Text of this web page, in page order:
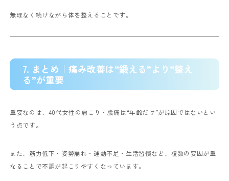
無理なく続けながら体を整えることです。
7. まとめ｜痛み改善は“鍛える”より“整え
る”が重要
重要なのは、40代女性の肩こり・腰痛は“年齢だけ”が原因ではないとい
う点です。
また、筋力低下・姿勢崩れ・運動不足・生活習慣など、複数の要因が重
なることで不調が起こりやすくなっています。